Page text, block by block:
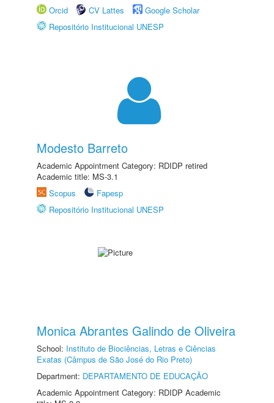
Orcid
CV Lattes
Google Scholar
Repositório Institucional UNESP
Modesto Barreto
Academic Appointment Category: RDIDP retired
Academic title: MS-3.1
Scopus
Fapesp
Repositório Institucional UNESP
Monica Abrantes Galindo de Oliveira
School: Instituto de Biociências, Letras e Ciências
Exatas (Câmpus de São José do Rio Preto)
Department: DEPARTAMENTO DE EDUCAÇÃO
Academic Appointment Category: RDIDP Academic